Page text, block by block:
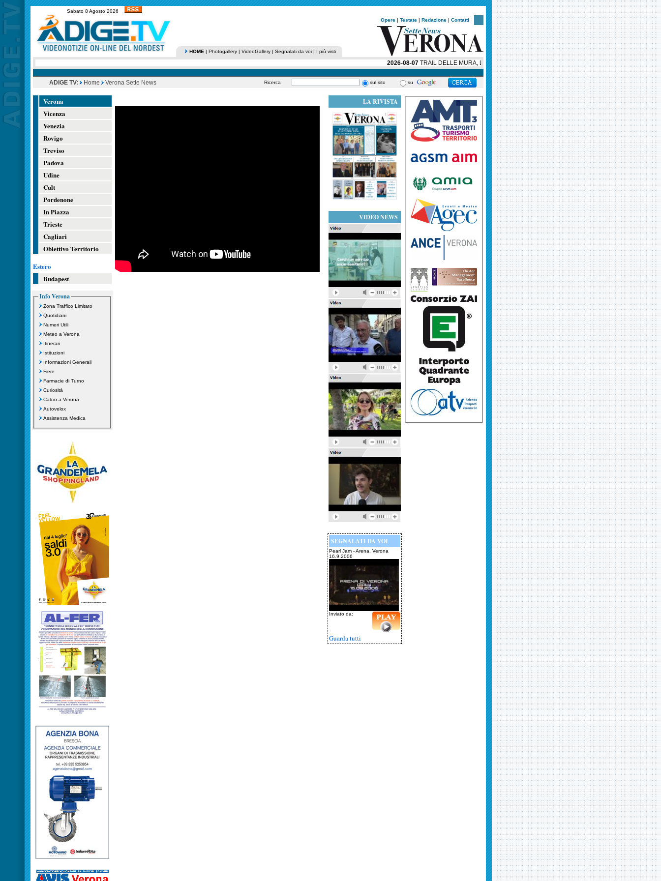
Sabato 8 Agosto 2026
Opere | Testate | Redazione | Contatti
HOME | Photogallery | VideoGallery | Segnalati da voi | I più visti
2026-08-07TRAIL DELLE MURA, LA NOTTE VERONESE CORRE CON UN NUOVO CUORE SOLIDALE
ADIGE TV: Home Verona Sette News Ricerca sul sito su
Verona
Vicenza
Venezia
Rovigo
Treviso
Padova
Udine
Cult
Pordenone
In Piazza
Trieste
Cagliari
Obiettivo Territorio
Estero
Budapest
Info Verona
Zona Traffico Limitato
Quotidiani
Numeri Utili
Meteo a Verona
Itinerari
Istituzioni
Informazioni Generali
Fiere
Farmacie di Turno
Curiosità
Calcio a Verona
Autovelox
Assistenza Medica
LA RIVISTA
VIDEO NEWS
SEGNALATI DA VOI
Pearl Jam - Arena, Verona
16.9.2006
Inviato da:
Guarda tutti